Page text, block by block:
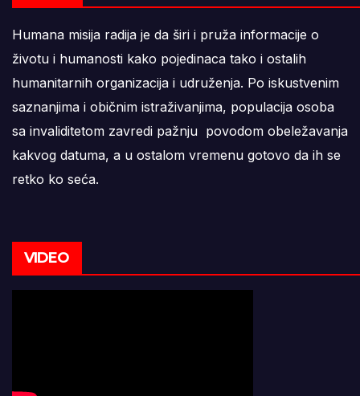
Humana misija radija je da širi i pruža informacije o
životu i humanosti kako pojedinaca tako i ostalih
humanitarnih organizacija i udruženja. Po iskustvenim
saznanjima i običnim istraživanjima, populacija osoba
sa invaliditetom zavredi pažnju povodom obeležavanja
kakvog datuma, a u ostalom vremenu gotovo da ih se
retko ko seća.
VIDEO